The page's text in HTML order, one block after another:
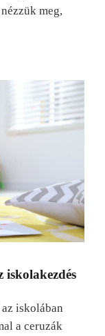
meg,
iskolakezdés
iskolában
a ceruzák